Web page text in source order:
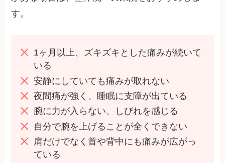
す。
1ヶ月以上、ズキズキとした痛みが続いて
いる
安静にしていても痛みが取れない
夜間痛が強く、睡眠に支障が出ている
腕に力が入らない、しびれを感じる
自分で腕を上げることが全くできない
肩だけでなく首や背中にも痛みが広がっ
ている